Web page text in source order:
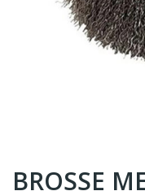
BROSSE